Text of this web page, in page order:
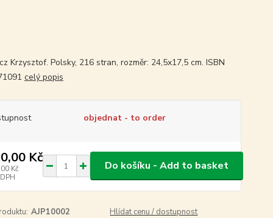
Krzysztof. Polsky, 216 stran, rozměr: 24,5x17,5 cm. ISBN
celý popis
objednat - to order
Kč
Kč
Do košíku - Add to basket
AJP10002 Hlídat cenu / dostupnost